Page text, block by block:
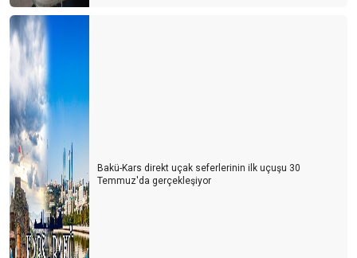
Bakü-Kars direkt uçak seferlerinin ilk uçuşu 30
Temmuz'da gerçekleşiyor